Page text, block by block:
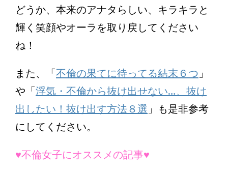
どうか、本来のアナタらしい、キラキラと
輝く笑顔やオーラを取り戻してください
ね！
また、「不倫の果てに待ってる結末６つ 」
や「浮気・不倫から抜け出せない…、抜け
出したい！抜け出す方法８選 」も是非参考
にしてください。
♥不倫女子にオススメの記事♥